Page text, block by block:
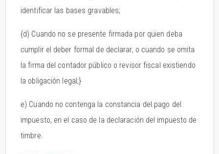
identificar las bases gravables;
{d) Cuando no se presente firmada por quien deba
cumplir el deber formal de declarar, o cuando se omita
la firma del contador público o revisor fiscal existiendo
la obligación legal;}
e) Cuando no contenga la constancia del pago del
impuesto, en el caso de la declaración del impuesto de
timbre.